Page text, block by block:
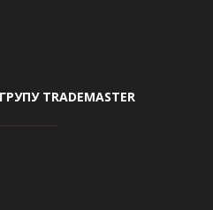
TRADEMASTER